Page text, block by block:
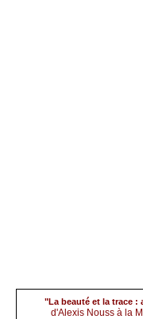
(1) Alexis nouss par
"La beauté et la trace :
d'Alexis Nouss à la